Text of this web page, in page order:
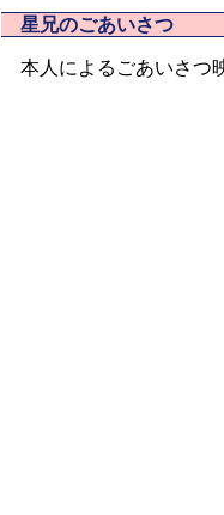
星兄のごあいさつ
本人によるごあいさつ